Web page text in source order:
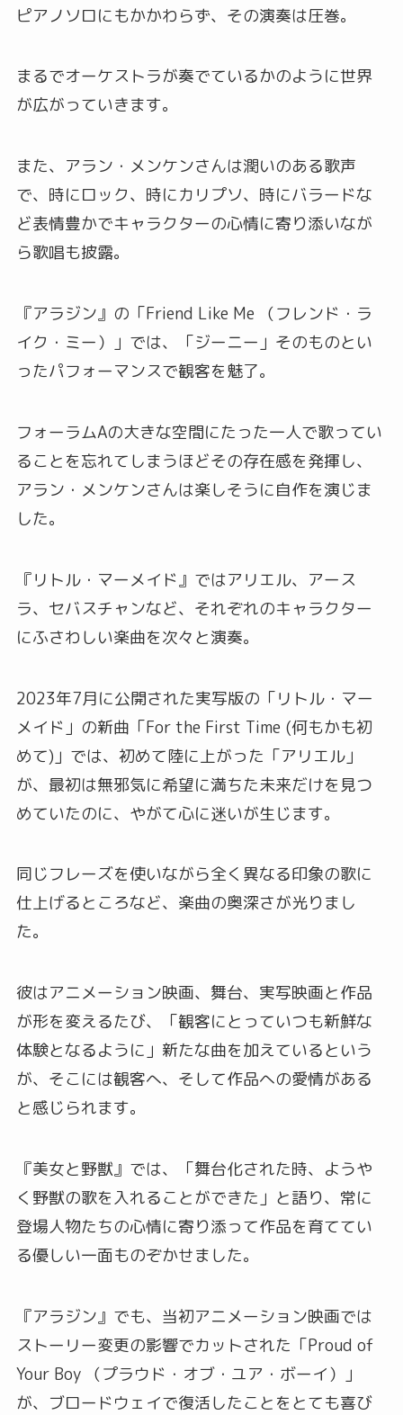
ピアノソロにもかかわらず、その演奏は圧巻。
まるでオーケストラが奏でているかのように世界
が広がっていきます。
また、アラン・メンケンさんは潤いのある歌声
で、時にロック、時にカリプソ、時にバラードな
ど表情豊かでキャラクターの心情に寄り添いなが
ら歌唱も披露。
『アラジン』の「Friend Like Me （フレンド・ラ
イク・ミー）」では、「ジーニー」そのものとい
ったパフォーマンスで観客を魅了。
フォーラムAの大きな空間にたった一人で歌ってい
ることを忘れてしまうほどその存在感を発揮し、
アラン・メンケンさんは楽しそうに自作を演じま
した。
『リトル・マーメイド』ではアリエル、アース
ラ、セバスチャンなど、それぞれのキャラクター
にふさわしい楽曲を次々と演奏。
2023年7月に公開された実写版の「リトル・マー
メイド」の新曲「For the First Time (何もかも初
めて)」では、初めて陸に上がった「アリエル」
が、最初は無邪気に希望に満ちた未来だけを見つ
めていたのに、やがて心に迷いが生じます。
同じフレーズを使いながら全く異なる印象の歌に
仕上げるところなど、楽曲の奥深さが光りまし
た。
彼はアニメーション映画、舞台、実写映画と作品
が形を変えるたび、「観客にとっていつも新鮮な
体験となるように」新たな曲を加えているという
が、そこには観客へ、そして作品への愛情がある
と感じられます。
『美女と野獣』では、「舞台化された時、ようや
く野獣の歌を入れることができた」と語り、常に
登場人物たちの心情に寄り添って作品を育ててい
る優しい一面ものぞかせました。
『アラジン』でも、当初アニメーション映画では
ストーリー変更の影響でカットされた「Proud of
Your Boy （プラウド・オブ・ユア・ボーイ）」
が、ブロードウェイで復活したことをとても喜び